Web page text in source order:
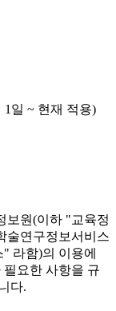
1일 ~ 현재 적용)
보원(이하 "교육정
술연구정보서비스
라함)의 이용에
요한 사항을 규
다.